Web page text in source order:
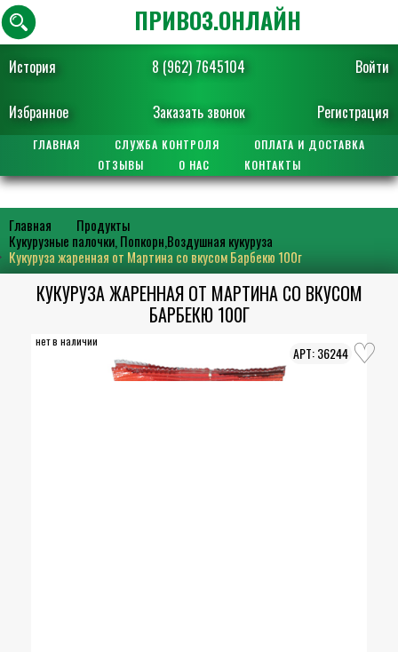
История 8 (962) 7645104 Войти
Избранное Заказать звонок Регистрация
ПРИВОЗ.ОНЛАЙН
ГЛАВНАЯ СЛУЖБА КОНТРОЛЯ
ОПЛАТА И ДОСТАВКА
ОТЗЫВЫ
О НАС КОНТАКТЫ
Главная
Продукты
Кукурузные палочки, Попкорн,Воздушная кукуруза
Кукуруза жаренная от Мартина со вкусом Барбекю 100г
КУКУРУЗА ЖАРЕННАЯ ОТ МАРТИНА СО ВКУСОМ
БАРБЕКЮ 100Г
нет в наличии
36244